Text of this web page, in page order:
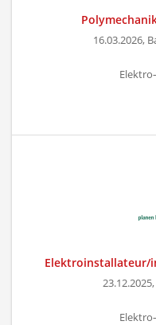
16.03.2026,
Elektroinstallateur/
23.12.2025,